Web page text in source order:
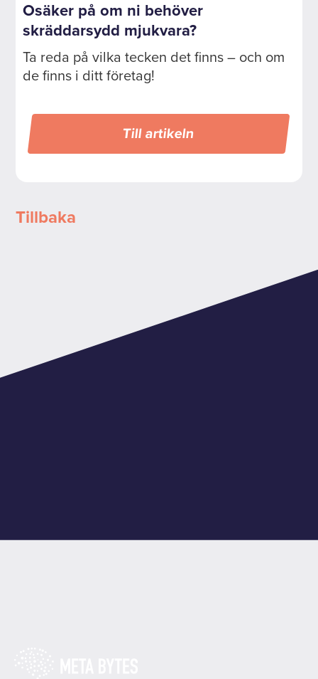
Osäker på om ni behöver
skräddarsydd mjukvara?
Ta reda på vilka tecken det finns – och om
de finns i ditt företag!
Till artikeln
Tillbaka